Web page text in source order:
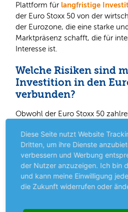
Plattform für langfristige
der Euro Stoxx 50 von der
der Eurozone, die eine starke
Marktpräsenz schafft, die für
Interesse ist.
Welche Risiken sind
Investition in den
verbunden?
Obwohl der Euro Stoxx 50
gehören Marktrisiken, die durch
Abschwünge, politische
Währungsschwankungen
kann die Performance des Index
in ihm enthaltenen
Anleger sollten sich dieser
Diese Seite nutzt Website
Dritten, um ihre Dienste
verbessern und Werbung
der Nutzer anzuzeigen. Ich bin
und kann meine Einwilligung
die Zukunft widerrufen oder